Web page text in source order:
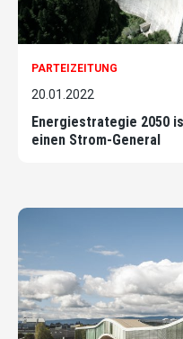
PARTEIZEITUNG
20.01.2022
Energiestrategie 2050
einen Strom-General